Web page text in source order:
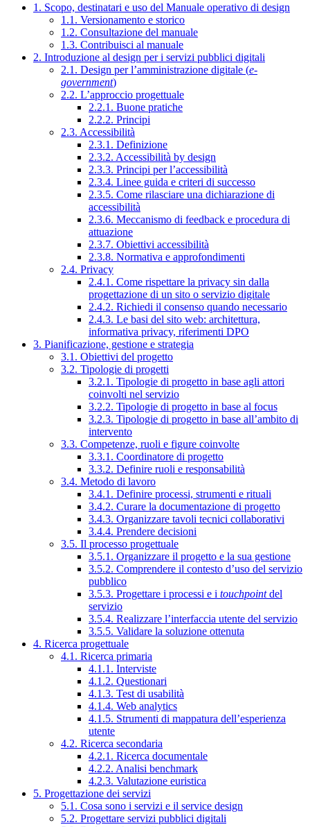
1. Scopo, destinatari e uso del Manuale operativo di design
1.1. Versionamento e storico
1.2. Consultazione del manuale
1.3. Contribuisci al manuale
2. Introduzione al design per i servizi pubblici digitali
2.1. Design per l’amministrazione digitale (e-
government)
2.2. L’approccio progettuale
2.2.1. Buone pratiche
2.2.2. Principi
2.3. Accessibilità
2.3.1. Definizione
2.3.2. Accessibilità by design
2.3.3. Principi per l’accessibilità
2.3.4. Linee guida e criteri di successo
2.3.5. Come rilasciare una dichiarazione di
accessibilità
2.3.6. Meccanismo di feedback e procedura di
attuazione
2.3.7. Obiettivi accessibilità
2.3.8. Normativa e approfondimenti
2.4. Privacy
2.4.1. Come rispettare la privacy sin dalla
progettazione di un sito o servizio digitale
2.4.2. Richiedi il consenso quando necessario
2.4.3. Le basi del sito web: architettura,
informativa privacy, riferimenti DPO
3. Pianificazione, gestione e strategia
3.1. Obiettivi del progetto
3.2. Tipologie di progetti
3.2.1. Tipologie di progetto in base agli attori
coinvolti nel servizio
3.2.2. Tipologie di progetto in base al focus
3.2.3. Tipologie di progetto in base all’ambito di
intervento
3.3. Competenze, ruoli e figure coinvolte
3.3.1. Coordinatore di progetto
3.3.2. Definire ruoli e responsabilità
3.4. Metodo di lavoro
3.4.1. Definire processi, strumenti e rituali
3.4.2. Curare la documentazione di progetto
3.4.3. Organizzare tavoli tecnici collaborativi
3.4.4. Prendere decisioni
3.5. Il processo progettuale
3.5.1. Organizzare il progetto e la sua gestione
3.5.2. Comprendere il contesto d’uso del servizio
pubblico
3.5.3. Progettare i processi e i touchpointdel
servizio
3.5.4. Realizzare l’interfaccia utente del servizio
3.5.5. Validare la soluzione ottenuta
4. Ricerca progettuale
4.1. Ricerca primaria
4.1.1. Interviste
4.1.2. Questionari
4.1.3. Test di usabilità
4.1.4. Web analytics
4.1.5. Strumenti di mappatura dell’esperienza
utente
4.2. Ricerca secondaria
4.2.1. Ricerca documentale
4.2.2. Analisi benchmark
4.2.3. Valutazione euristica
5. Progettazione dei servizi
5.1. Cosa sono i servizi e il service design
5.2. Progettare servizi pubblici digitali